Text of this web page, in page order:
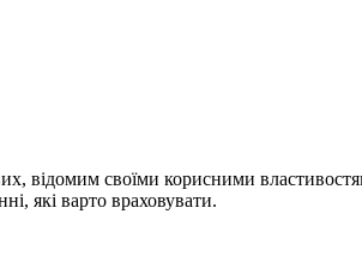
відомим своїми корисними
які варто враховувати.